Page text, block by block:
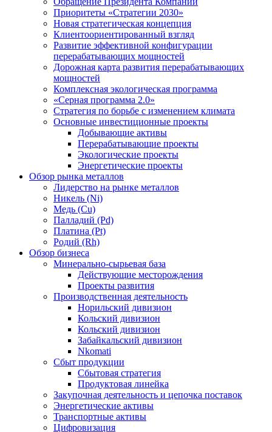
Приоритеты «Стратегии 2030»
Новая стратегическая концепция
Клиентоориентированный взгляд
Развитие эффективной конфигурации
перерабатывающих мощностей
Дорожная карта развития перерабатывающих
мощностей
Комплексная экологическая программа
«Серная программа 2.0»
Стратегия по борьбе с изменением климата
Основные инвестиционные проекты
Добывающие активы
Перерабатывающие проекты
Экологические проекты
Энергетические проекты
Обзор рынка металлов
Лидерство на рынке металлов
Никель (Ni)
Медь (Cu)
Палладий (Pd)
Платина (Pt)
Родий (Rh)
Обзор бизнеса
Минерально-сырьевая база
Действующие месторождения
Проекты развития
Производственная деятельность
Норильский дивизион
Кольский дивизион
Кольский дивизион
Забайкальский дивизион
Nkomati
Сбыт продукции
Сбытовая стратегия
Продуктовая линейка
Закупочная деятельность и цепочка поставок
Энергетические активы
Транспортные активы
Цифровизация